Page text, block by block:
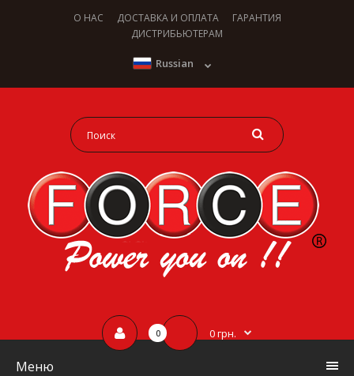
О НАС ДОСТАВКА И ОПЛАТА
ГАРАНТИЯ
ДИСТРИБЬЮТЕРАМ
Russian
0 0 грн.
Меню